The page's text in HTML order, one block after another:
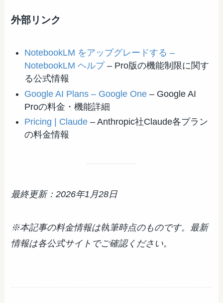
外部リンク
NotebookLM をアップグレードする –
NotebookLM ヘルプ– Pro版の機能制限に関す
る公式情報
Google AI Plans – Google One – Google AI
Proの料金・機能詳細
Pricing | Claude – Anthropic社Claude各プラン
の料金情報
最終更新：2026年1月28日
※本記事の料金情報は執筆時点のものです。最新
情報は各公式サイトでご確認ください。